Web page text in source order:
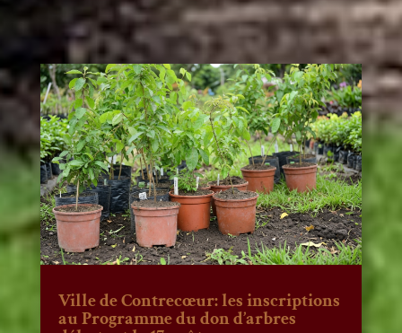
Ville de Contrecœur: les inscriptions
au Programme du don d’arbres